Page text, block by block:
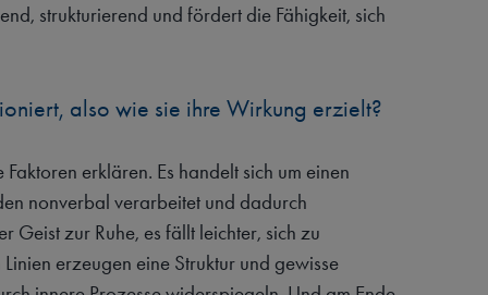
strukturierend und fördert die Fähigkeit, sich
also wie sie ihre Wirkung erzielt?
erklären. Es handelt sich um einen
nonverbal verarbeitet und dadurch
Geist zur Ruhe, es fällt leichter, sich zu
erzeugen eine Struktur und gewisse